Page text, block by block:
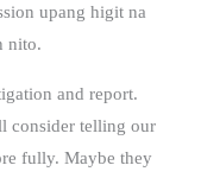
upang higit na
nito.
and report.
consider telling our
fully. Maybe they